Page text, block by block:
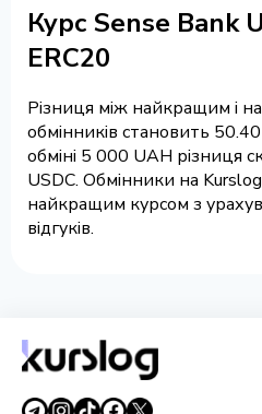
Курс Sense Bank
ERC20
Різниця між найкращим і
обмінників становить
обміні 5 000 UAH різниця
USDC. Обмінники на Kurslog
найкращим курсом з
відгуків.